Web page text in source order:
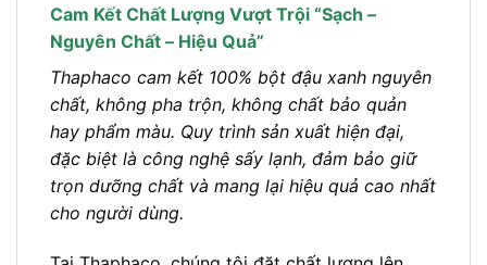
Cam Kết Chất Lượng Vượt Trội “Sạch –
Nguyên Chất – Hiệu Quả”
Thaphaco cam kết 100% bột đậu xanh nguyên
chất, không pha trộn, không chất bảo quản
hay phẩm màu. Quy trình sản xuất hiện đại,
đặc biệt là công nghệ sấy lạnh, đảm bảo giữ
trọn dưỡng chất và mang lại hiệu quả cao nhất
cho người dùng.